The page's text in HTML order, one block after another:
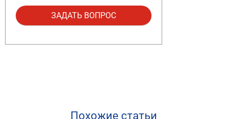
Похожие статьи